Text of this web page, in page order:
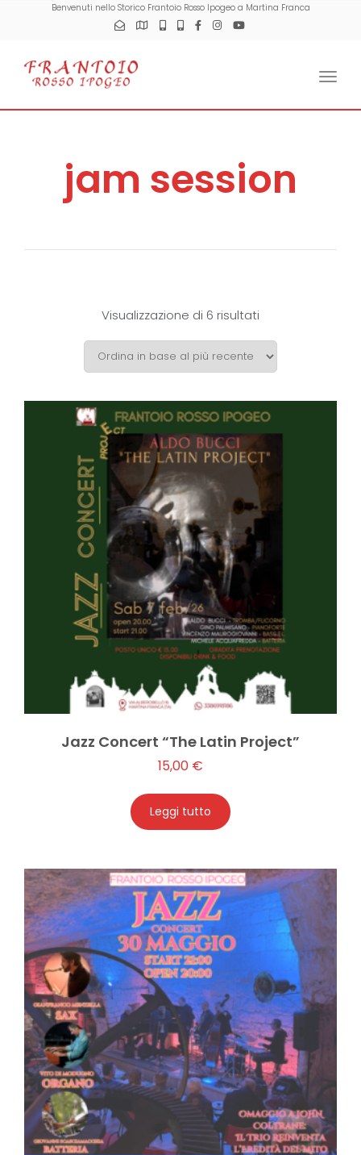
Benvenuti nello Storico Frantoio Rosso Ipogeo a Martina Franca
jam session
Visualizzazione di 6 risultati
Jazz Concert “The Latin Project”
15,00 €
Leggi tutto